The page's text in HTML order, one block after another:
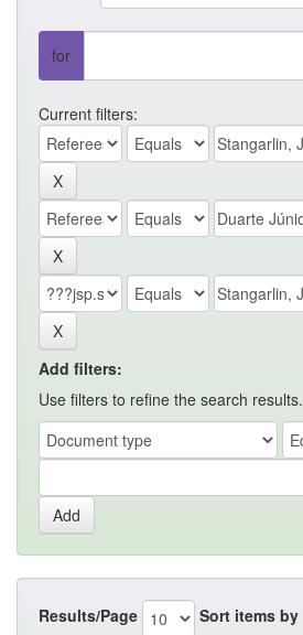
for
Current filters:
Add filters:
Use filters to refine the search results.
Results/Page Sort items by